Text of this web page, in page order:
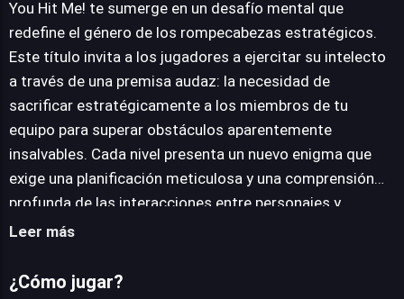
JUEGALO AHORA
You Hit Me! te sumerge en un desafío mental que
redefine el género de los rompecabezas estratégicos.
Este título invita a los jugadores a ejercitar su intelecto
a través de una premisa audaz: la necesidad de
sacrificar estratégicamente a los miembros de tu
equipo para superar obstáculos aparentemente
insalvables. Cada nivel presenta un nuevo enigma que
exige una planificación meticulosa y una comprensión
profunda de las interacciones entre personajes y
entorno. La mecánica central, aunque inusual, está
posible, obligándote a pensar varios pasos por delante y
Leer más
¿Cómo jugar?